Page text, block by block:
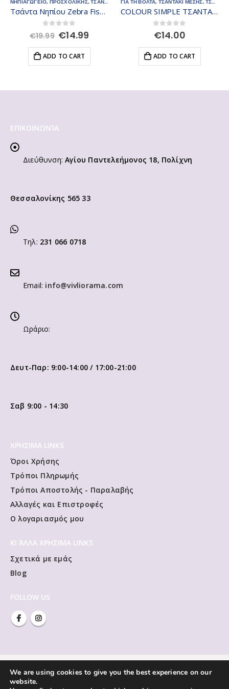
ΝΗΠΙΑΓΩΓΕΙΟ, ΠΡΟΣΧΟΛΙΚΗΣ,ΤΣΑΝΤΕΣ - ΣΑΚΙΔΙΑ
Τσάντα Νηπίου Zebra Fisher Price
out of 5
€19.99 Original
was:
€19.99.
€14.99
€14.99.
ADD TO CART
ΓΙΑ ΤΗ ΒΟΛΤΑ, ΤΣΑΝΤΑΚΙ ΜΕΣΗΣ,ΤΣΑΝΤΕΣ - ΣΑΚΙΔΙΑ
COLOUR SIMPLE ΤΣΑΝΤΑΚΙ ΜΕΣΗΣ 908854-2000
0out of 5
€14.00
ADD TO CART
ΕΠΙΚΟΙΝΩΝΊΑ
Διεύθυνση: Αγίου Παντελεήμονος 18, Πολίχνη
Θεσσαλονίκης 565 33
Τηλ: 231 066 0718
Email: info@vivliorama.com
Ωράριο:
Δευτ-Παρ: 9:00-14:00 / 17:00-21:00
Σαβ 9:00 - 14:30
ΧΡΗΣΙΜΑ LINKS
Όροι Χρήσης
Τρόποι Πληρωμής
Τρόποι Αποστολής - Παραλαβής
Αλλαγές και Επιστροφές
Ο λογαριασμός μου
ΚΙ ΆΛΛΑ ΧΡΗΣΙΜΑ LINKS
Σχετικά με εμάς
Blog
FOLLOW US
We are using cookies to give you the best experience on our
website.